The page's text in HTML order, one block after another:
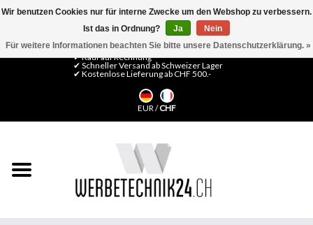
Mein Konto / Kundenkonto anlegen
✔ Kauf auf Rechnung
✔ Schneller Versand ab Schweizer Lager
✔ Kostenlose Lieferung ab CHF 500.-
EUR/CHF
Wir benutzen Cookies nur für interne Zwecke um den Webshop zu verbessern.
Ist das in Ordnung?
Ja
Nein
Für weitere Informationen beachten Sie bitte unsere Datenschutzerklärung. »